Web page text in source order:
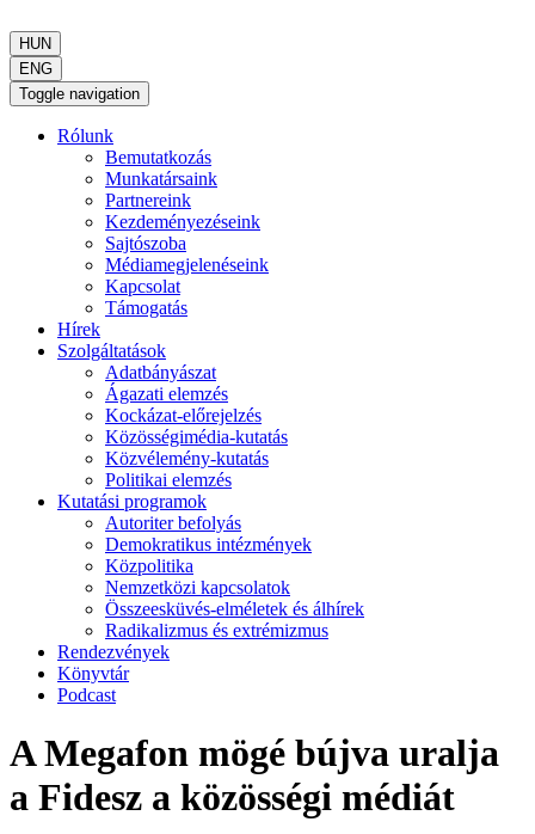
HUN
ENG
Toggle navigation
Rólunk
Bemutatkozás
Munkatársaink
Partnereink
Kezdeményezéseink
Sajtószoba
Médiamegjelenéseink
Kapcsolat
Támogatás
Hírek
Szolgáltatások
Adatbányászat
Ágazati elemzés
Kockázat-előrejelzés
Közösségimédia-kutatás
Közvélemény-kutatás
Politikai elemzés
Kutatási programok
Autoriter befolyás
Demokratikus intézmények
Közpolitika
Nemzetközi kapcsolatok
Összeesküvés-elméletek és álhírek
Radikalizmus és extrémizmus
Rendezvények
Könyvtár
Podcast
A Megafon mögé bújva uralja
a Fidesz a közösségi médiát